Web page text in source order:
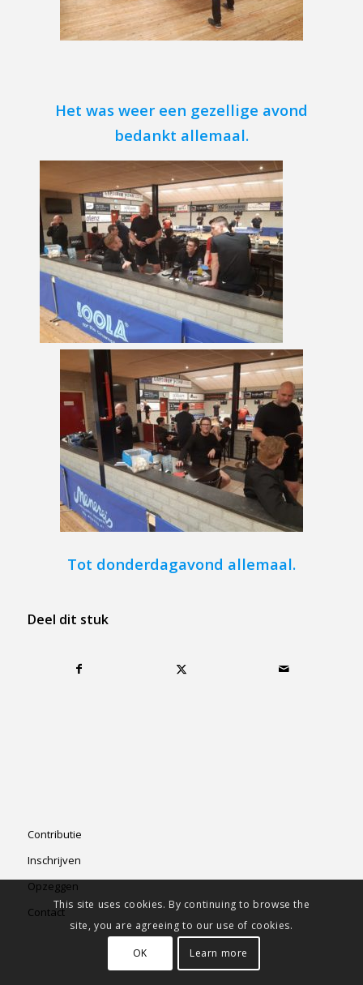
Het was weer een gezellige avond
bedankt allemaal.
Tot donderdagavond allemaal.
Deel dit stuk
Contributie
Inschrijven
Opzeggen
Contact
This site uses cookies. By continuing to browse the
site, you are agreeing to our use of cookies.
OK Learn more